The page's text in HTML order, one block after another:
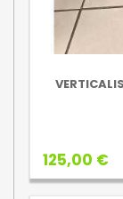
125,00 €